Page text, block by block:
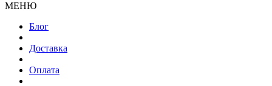
МЕНЮ
Блог
Доставка
Оплата